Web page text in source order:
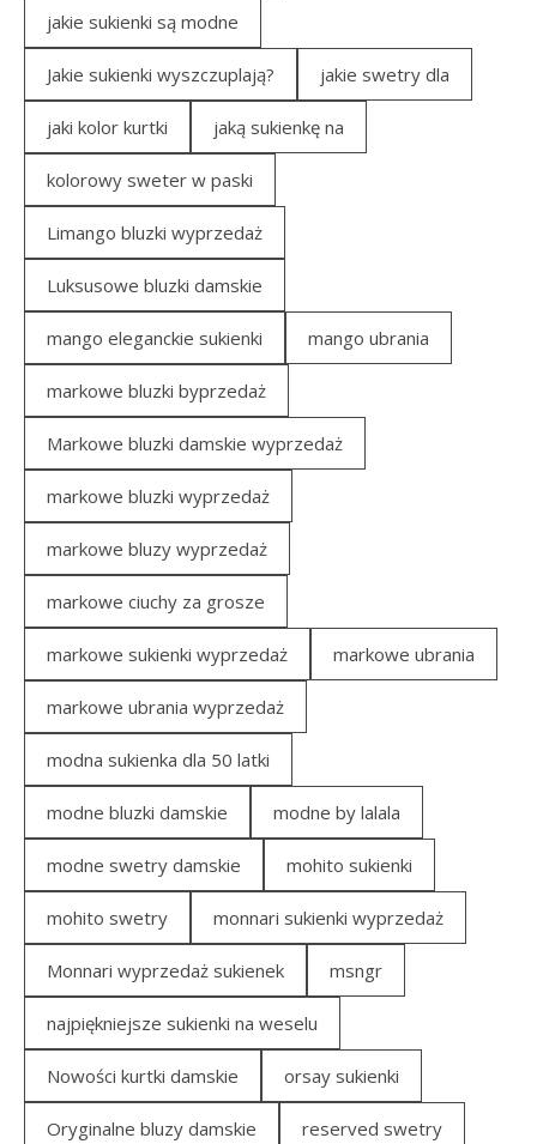
jakie sukienki są modne
Jakie sukienki wyszczuplają? jakie swetry dla
jaki kolor kurtki jaką sukienkę na
kolorowy sweter w paski
Limango bluzki wyprzedaż
Luksusowe bluzki damskie
mango eleganckie sukienki mango ubrania
markowe bluzki byprzedaż
Markowe bluzki damskie wyprzedaż
markowe bluzki wyprzedaż
markowe bluzy wyprzedaż
markowe ciuchy za grosze
markowe sukienki wyprzedaż markowe ubrania
markowe ubrania wyprzedaż
modna sukienka dla 50 latki
modne bluzki damskie modne by lalala
modne swetry damskie mohito sukienki
mohito swetry monnari sukienki wyprzedaż
Monnari wyprzedaż sukienek msngr
najpiękniejsze sukienki na weselu
Nowości kurtki damskie orsay sukienki
Oryginalne bluzy damskie reserved swetry